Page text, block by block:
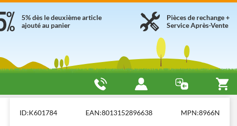
Pièces de rechange +
Service Après-Vente
5% dès le deuxième article
ajouté au panier
ID:K601784 EAN:8013152896638 MPN:8966N